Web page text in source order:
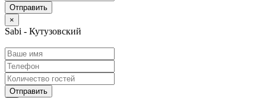
×
Sabi - Кутузовский
Отправить